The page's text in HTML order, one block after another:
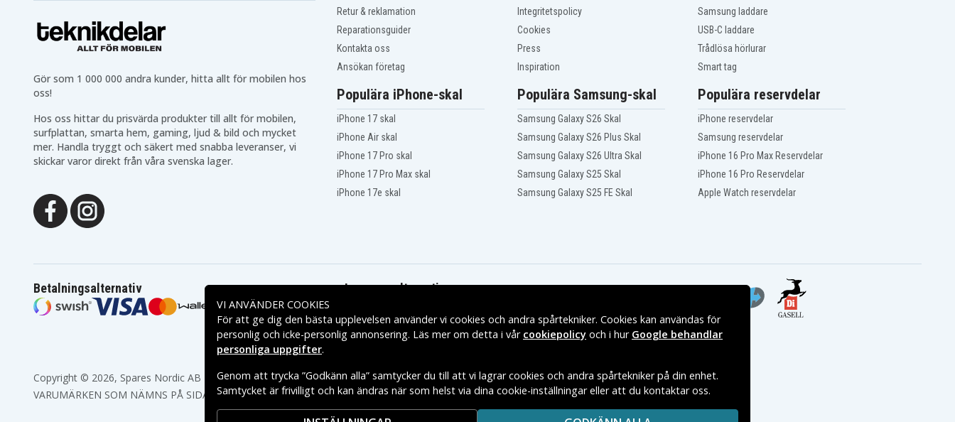
Gör som 1 000 000 andra kunder, hitta allt för mobilen hos
oss!
Hos oss hittar du prisvärda produkter till allt för mobilen,
surfplattan, smarta hem, gaming, ljud & bild och mycket
mer. Handla tryggt och säkert med snabba leveranser, vi
skickar varor direkt från våra svenska lager.
Retur & reklamation
Reparationsguider
Kontakta oss
Ansökan företag
Integritetspolicy
Cookies
Press
Inspiration
Samsung laddare
USB-C laddare
Trådlösa hörlurar
Smart tag
Populära iPhone-skal
iPhone 17 skal
iPhone Air skal
iPhone 17 Pro skal
iPhone 17 Pro Max skal
iPhone 17e skal
Populära Samsung-skal
Samsung Galaxy S26 Skal
Samsung Galaxy S26 Plus Skal
Samsung Galaxy S26 Ultra Skal
Samsung Galaxy S25 Skal
Samsung Galaxy S25 FE Skal
Populära reservdelar
iPhone reservdelar
Samsung reservdelar
iPhone 16 Pro Max Reservdelar
iPhone 16 Pro Reservdelar
Apple Watch reservdelar
Betalningsalternativ Leveransalternativ
Copyright © 2026, Spares Nordic AB
VARUMÄRKEN SOM NÄMNS PÅ SIDAN TILLHÖR RESPEKTIVE VARUMÄRKES ÄGARE.
VI ANVÄNDER COOKIES
För att ge dig den bästa upplevelsen använder vi cookies och andra spårtekniker. Cookies kan användas för
personlig och icke-personlig annonsering. Läs mer om detta i vår cookiepolicy och i hur Google behandlar
personliga uppgifter.
Genom att trycka ”Godkänn alla” samtycker du till att vi lagrar cookies och andra spårtekniker på din enhet.
Samtycket är frivilligt och kan ändras när som helst via dina cookie-inställningar eller att du kontaktar oss.